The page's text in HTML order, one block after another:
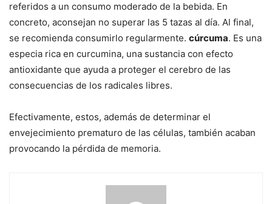
referidos a un consumo moderado de la bebida. En
concreto, aconsejan no superar las 5 tazas al día. Al final,
se recomienda consumirlo regularmente. cúrcuma. Es una
especia rica en curcumina, una sustancia con efecto
antioxidante que ayuda a proteger el cerebro de las
consecuencias de los radicales libres.
Efectivamente, estos, además de determinar el
envejecimiento prematuro de las células, también acaban
provocando la pérdida de memoria.